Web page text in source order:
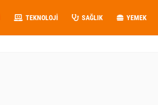
TEKNOLOJI SAĞLIK YEMEK